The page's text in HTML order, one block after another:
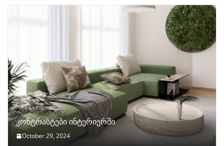
კონტრასტები ინტერიერში
October 29, 2024